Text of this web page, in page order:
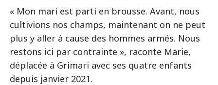
« Mon mari est parti en brousse. Avant, nous
cultivions nos champs, maintenant on ne peut
plus y aller à cause des hommes armés. Nous
restons ici par contrainte », raconte Marie,
déplacée à Grimari avec ses quatre enfants
depuis janvier 2021.